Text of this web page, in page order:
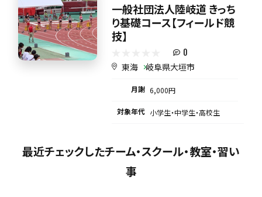
一般社団法人陸岐道 きっち
り基礎コース【フィールド競
技】
0
東海 岐阜県大垣市
月謝 6,000円
対象年代 小学生・中学生・高校生
最近チェックしたチーム・スクール・教室・習い
事